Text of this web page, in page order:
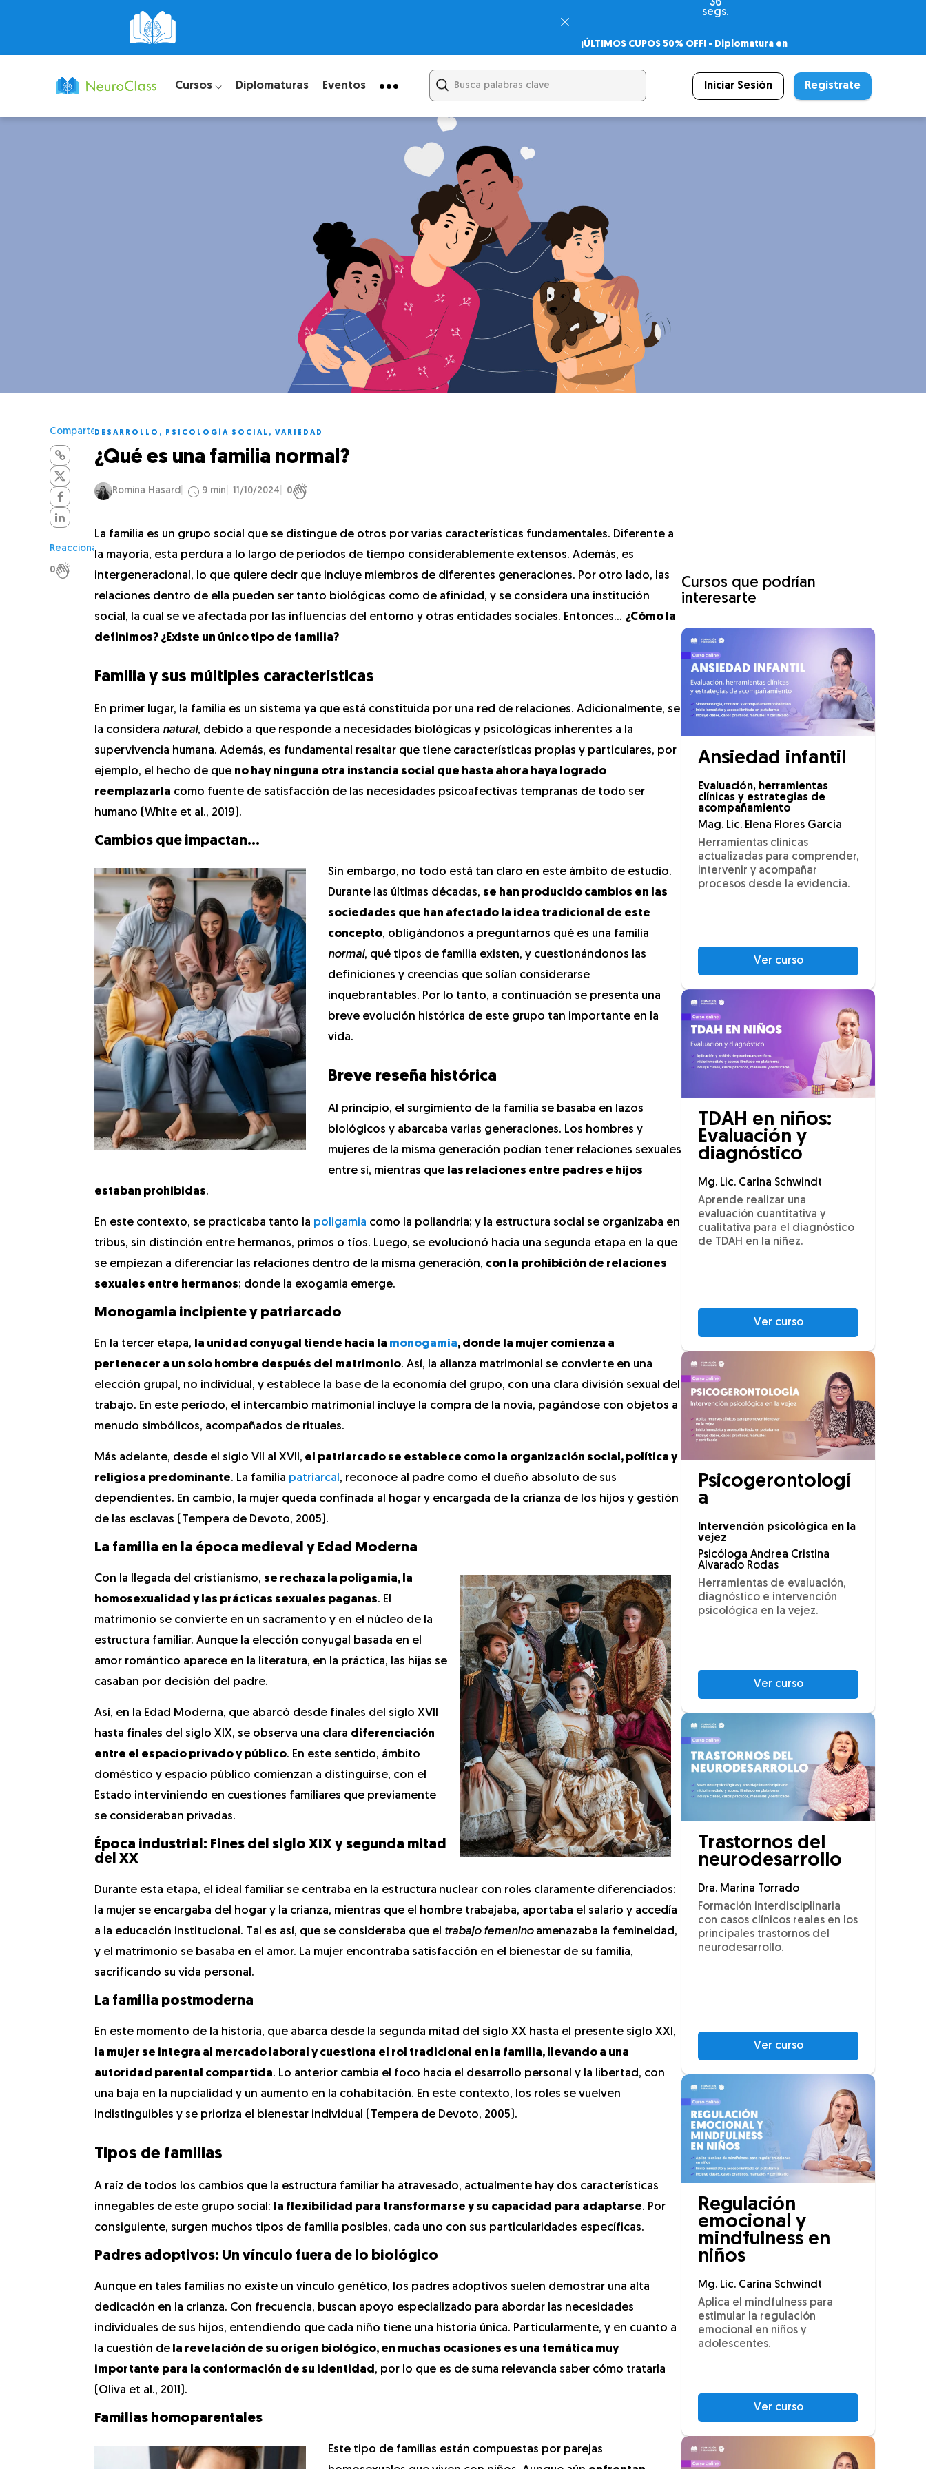
34
segs.
¡ÚLTIMOS CUPOS 50% OFF! - Diplomatura en
– Certificado Universitario
Cursos ⌵ Diplomaturas Eventos Iniciar Sesión Regístrate
Comparte
Reacciona
0
DESARROLLO , PSICOLOGÍA SOCIAL , VARIEDAD
¿Qué es una familia normal?
Romina Hasard 9 min 11/10/2024 0
La familia es un grupo social que se distingue de otros por varias características fundamentales. Diferente a
la mayoría, esta perdura a lo largo de períodos de tiempo considerablemente extensos. Además, es
intergeneracional, lo que quiere decir que incluye miembros de diferentes generaciones. Por otro lado, las
relaciones dentro de ella pueden ser tanto biológicas como de afinidad, y se considera una institución
social, la cual se ve afectada por las influencias del entorno y otras entidades sociales. Entonces… ¿Cómo la
definimos? ¿Existe un único tipo de familia?
Familia y sus múltiples características
En primer lugar, la familia es un sistema ya que está constituida por una red de relaciones. Adicionalmente, se
la considera natural, debido a que responde a necesidades biológicas y psicológicas inherentes a la
supervivencia humana. Además, es fundamental resaltar que tiene características propias y particulares, por
ejemplo, el hecho de que no hay ninguna otra instancia social que hasta ahora haya logrado
reemplazarla como fuente de satisfacción de las necesidades psicoafectivas tempranas de todo ser
humano (White et al., 2019).
Cambios que impactan…
Sin embargo, no todo está tan claro en este ámbito de estudio.
Durante las últimas décadas, se han producido cambios en las
sociedades que han afectado la idea tradicional de este
concepto, obligándonos a preguntarnos qué es una familia
normal, qué tipos de familia existen, y cuestionándonos las
definiciones y creencias que solían considerarse
inquebrantables. Por lo tanto, a continuación se presenta una
breve evolución histórica de este grupo tan importante en la
vida.
Breve reseña histórica
Al principio, el surgimiento de la familia se basaba en lazos
biológicos y abarcaba varias generaciones. Los hombres y
mujeres de la misma generación podían tener relaciones sexuales
entre sí, mientras que las relaciones entre padres e hijos
estaban prohibidas.
En este contexto, se practicaba tanto la poligamia como la poliandria; y la estructura social se organizaba en
tribus, sin distinción entre hermanos, primos o tíos. Luego, se evolucionó hacia una segunda etapa en la que
se empiezan a diferenciar las relaciones dentro de la misma generación, con la prohibición de relaciones
sexuales entre hermanos; donde la exogamia emerge.
Monogamia incipiente y patriarcado
En la tercer etapa, la unidad conyugal tiende hacia la monogamia, donde la mujer comienza a
pertenecer a un solo hombre después del matrimonio. Así, la alianza matrimonial se convierte en una
elección grupal, no individual, y establece la base de la economía del grupo, con una clara división sexual del
trabajo. En este período, el intercambio matrimonial incluye la compra de la novia, pagándose con objetos a
menudo simbólicos, acompañados de rituales.
Más adelante, desde el siglo VII al XVII, el patriarcado se establece como la organización social, política y
religiosa predominante. La familia patriarcal , reconoce al padre como el dueño absoluto de sus
dependientes. En cambio, la mujer queda confinada al hogar y encargada de la crianza de los hijos y gestión
de las esclavas (Tempera de Devoto, 2005).
La familia en la época medieval y Edad Moderna
Con la llegada del cristianismo, se rechaza la poligamia, la
homosexualidad y las prácticas sexuales paganas. El
matrimonio se convierte en un sacramento y en el núcleo de la
estructura familiar. Aunque la elección conyugal basada en el
amor romántico aparece en la literatura, en la práctica, las hijas se
casaban por decisión del padre.
Así, en la Edad Moderna, que abarcó desde finales del siglo XVII
hasta finales del siglo XIX, se observa una clara diferenciación
entre el espacio privado y público. En este sentido, ámbito
doméstico y espacio público comienzan a distinguirse, con el
Estado interviniendo en cuestiones familiares que previamente
se consideraban privadas.
Época industrial: Fines del siglo XIX y segunda mitad
del XX
Durante esta etapa, el ideal familiar se centraba en la estructura nuclear con roles claramente diferenciados:
la mujer se encargaba del hogar y la crianza, mientras que el hombre trabajaba, aportaba el salario y accedía
a la educación institucional. Tal es así, que se consideraba que el trabajo femenino amenazaba la femineidad,
y el matrimonio se basaba en el amor. La mujer encontraba satisfacción en el bienestar de su familia,
sacrificando su vida personal.
La familia postmoderna
En este momento de la historia, que abarca desde la segunda mitad del siglo XX hasta el presente siglo XXI,
la mujer se integra al mercado laboral y cuestiona el rol tradicional en la familia, llevando a una
autoridad parental compartida. Lo anterior cambia el foco hacia el desarrollo personal y la libertad, con
una baja en la nupcialidad y un aumento en la cohabitación. En este contexto, los roles se vuelven
indistinguibles y se prioriza el bienestar individual (Tempera de Devoto, 2005).
Tipos de familias
A raíz de todos los cambios que la estructura familiar ha atravesado, actualmente hay dos características
innegables de este grupo social:
la flexibilidad para transformarse y su capacidad para adaptarse. Por
consiguiente, surgen muchos tipos de familia posibles, cada uno con sus particularidades específicas.
Padres adoptivos: Un vínculo fuera de lo biológico
Aunque en tales familias no existe un vínculo genético, los padres adoptivos suelen demostrar una alta
dedicación en la crianza. Con frecuencia, buscan apoyo especializado para abordar las necesidades
individuales de sus hijos, entendiendo que cada niño tiene una historia única. Particularmente, y en cuanto a
la cuestión de la revelación de su origen biológico, en muchas ocasiones es una temática muy
importante para la conformación de su identidad , por lo que es de suma relevancia saber cómo tratarla
(Oliva et al., 2011).
Familias homoparentales
Este tipo de familias están compuestas por parejas
Cursos que podrían
interesarte
Ansiedad infantil
Evaluación, herramientas
clínicas y estrategias de
acompañamiento
Mag. Lic. Elena Flores García
Herramientas clínicas
actualizadas para comprender,
intervenir y acompañar
procesos desde la evidencia.
Ver curso
TDAH en niños:
Evaluación y
diagnóstico
Mg. Lic. Carina Schwindt
Aprende realizar una
evaluación cuantitativa y
cualitativa para el diagnóstico
de TDAH en la niñez.
Ver curso
Psicogerontologí
a
Intervención psicológica en la
vejez
Psicóloga Andrea Cristina
Alvarado Rodas
Herramientas de evaluación,
diagnóstico e intervención
psicológica en la vejez.
Ver curso
Trastornos del
neurodesarrollo
Dra. Marina Torrado
Formación interdisciplinaria
con casos clínicos reales en los
principales trastornos del
neurodesarrollo.
Ver curso
Regulación
emocional y
mindfulness en
niños
Mg. Lic. Carina Schwindt
Aplica el mindfulness para
estimular la regulación
emocional en niños y
adolescentes.
Ver curso